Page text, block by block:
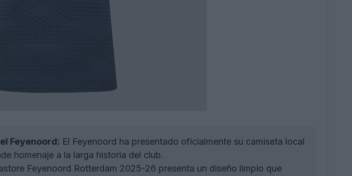
Feyenoord: El Feyenoord ha presentado oficialmente su camiseta local
homenaje a la larga historia del club.
Feyenoord Rotterdam 2025-26 presenta un diseño limpio que